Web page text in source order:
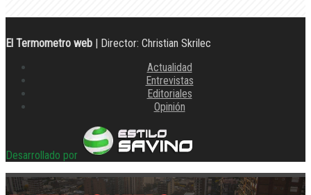
El Termometro web | Director: Christian Skrilec
Actualidad
Entrevistas
Editoriales
Opinión
Desarrollado por